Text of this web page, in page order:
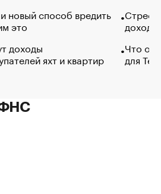
новый способ вредить
это
доходы
яхт и квартир
Что
для
ФНС